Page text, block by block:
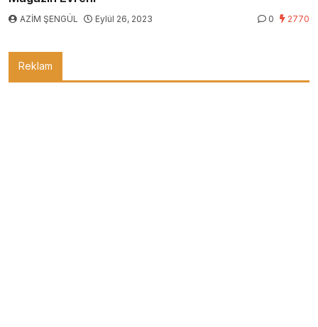
AZİM ŞENGÜL Eylül 26, 2023 0 2770
Reklam